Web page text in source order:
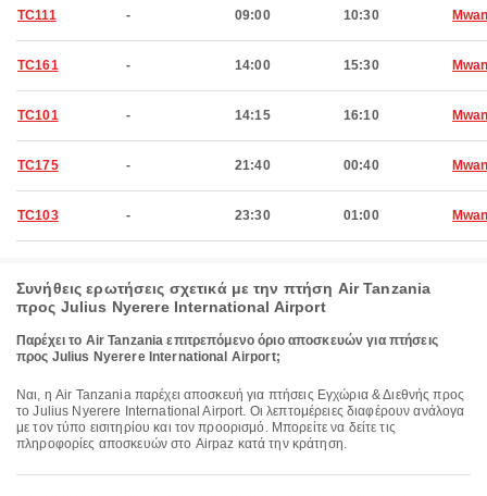
TC111 - 09:00 10:30
TC161 - 14:00 15:30
TC101 - 14:15 16:10
TC175 - 21:40 00:40
TC103 - 23:30 01:00
Συνήθεις ερωτήσεις σχετικά με την πτήση Air Tanzania
προς Julius Nyerere International Airport
Παρέχει το Air Tanzania επιτρεπόμενο όριο αποσκευών για πτήσεις
προς Julius Nyerere International Airport;
Ναι, η Air Tanzania παρέχει αποσκευή για πτήσεις Εγχώρια & Διεθνής προς
το Julius Nyerere International Airport. Οι λεπτομέρειες διαφέρουν ανάλογα
με τον τύπο εισιτηρίου και τον προορισμό. Μπορείτε να δείτε τις
πληροφορίες αποσκευών στο Airpaz κατά την κράτηση.